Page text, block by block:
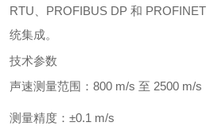
RTU、PROFIBUS DP 和
统集成。
技术参数
声速测量范围：800 m/s 至 2500 m/s
测量精度：±0.1 m/s